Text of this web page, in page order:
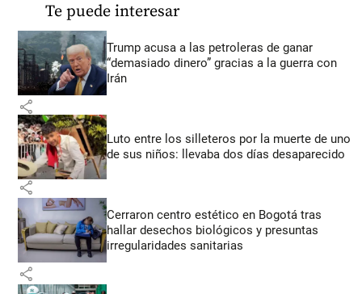
Te puede interesar
Trump acusa a las petroleras de ganar
“demasiado dinero” gracias a la guerra con
Irán
share
Luto entre los silleteros por la muerte de uno
de sus niños: llevaba dos días desaparecido
share
Cerraron centro estético en Bogotá tras
hallar desechos biológicos y presuntas
irregularidades sanitarias
share